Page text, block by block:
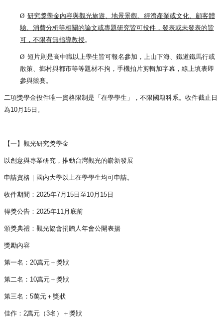
Ø 研究獎學金內容與觀光旅遊、地景景觀、經濟產業或文化、 顧客體
驗、消費分析等相關的論文或專題研究皆可投件， 發表或未發表的皆
可，不限有無指導教授。
Ø 短片則是高中職以上學生皆可報名參加，上山下海、 鐵道鐵馬行或
散策、鄉村與都市等等題材不拘， 手機拍片剪輯加字幕，線上填表即
參與競賽。
二項獎學金投件唯一資格限制是「在學學生」，不限國籍科系。 收件截止日
為10月15日。
【一】觀光研究獎學金
以創意與專業研究，推動台灣觀光的嶄新發展
申請資格｜國內大學以上在學學生均可申請。
收件期間：2025年7月15日至10月15日
得獎公告：2025年11月底前
頒獎典禮：觀光協會捐贈人年會公開表揚
獎勵內容
第一名：20萬元＋獎狀
第二名：10萬元＋獎狀
第三名：5萬元＋獎狀
佳作：2萬元（3名）＋獎狀